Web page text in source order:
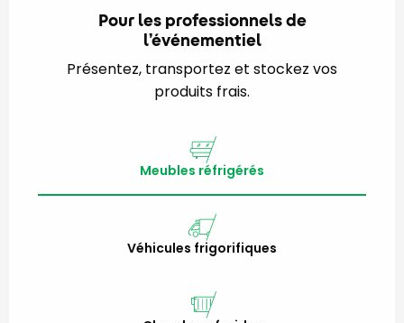
Pour les professionnels de
l’événementiel
Présentez, transportez et stockez vos
produits frais.
Meubles réfrigérés
Véhicules frigorifiques